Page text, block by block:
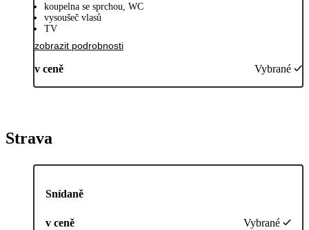
koupelna se sprchou, WC
vysoušeč vlasů
TV
zobrazit podrobnosti
v ceně Vybrané
Strava
Snídaně
v ceně Vybrané